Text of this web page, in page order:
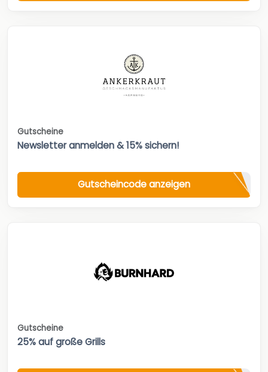
Gutscheine
Newsletter anmelden & 15% sichern!
Gutscheincode anzeigen
Gutscheine
25% auf große Grills